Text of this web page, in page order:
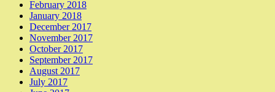
February 2018
January 2018
December 2017
November 2017
October 2017
September 2017
August 2017
July 2017